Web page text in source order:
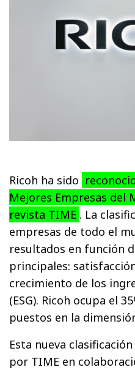
Ricoh ha sido
Mejores Empresas del
revista TIME . La
empresas de todo el
resultados en función
principales:
crecimiento de los
(ESG). Ricoh ocupa el
puestos en la
Esta nueva
por TIME en